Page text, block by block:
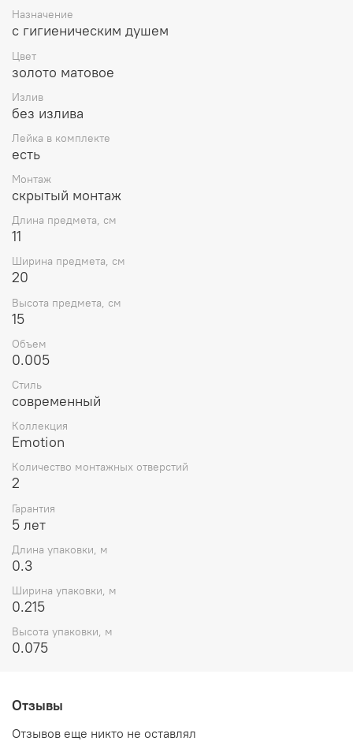
Назначение
с гигиеническим душем
Цвет
золото матовое
Излив
без излива
Лейка в комплекте
есть
Монтаж
скрытый монтаж
Длина предмета, см
11
Ширина предмета, см
20
Высота предмета, см
15
Объем
0.005
Стиль
современный
Коллекция
Emotion
Количество монтажных отверстий
2
Гарантия
5 лет
Длина упаковки, м
0.3
Ширина упаковки, м
0.215
Высота упаковки, м
0.075
Отзывы
Отзывов еще никто не оставлял